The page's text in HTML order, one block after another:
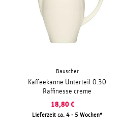
Bauscher
Kaffeekanne Unterteil 0.30
Raffinesse creme
18,80 €
Lieferzeit ca. 4 - 5 Wochen